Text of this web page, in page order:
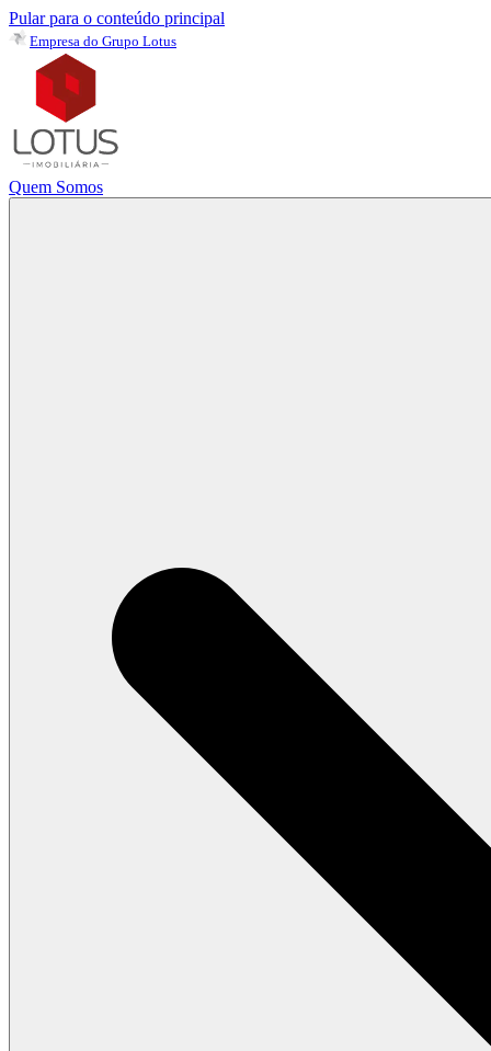
Pular para o conteúdo principal
Empresa do Grupo Lotus
Quem Somos